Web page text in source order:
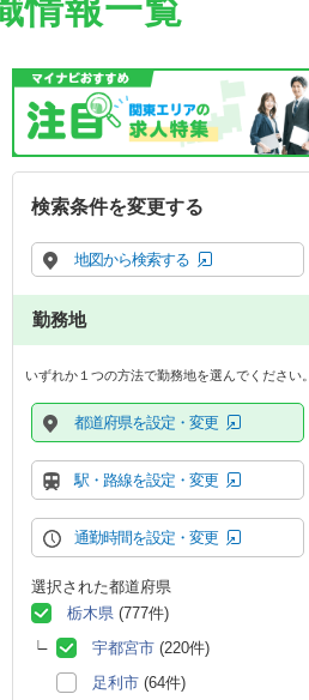
情報一覧
検索条件を変更する
地図から検索する
勤務地
いずれか１つの方法で勤務地を選んでください。
都道府県を設定・変更
駅・路線を設定・変更
通勤時間を設定・変更
選択された都道府県
栃木県 (777件)
宇都宮市 (220件)
足利市 (64件)